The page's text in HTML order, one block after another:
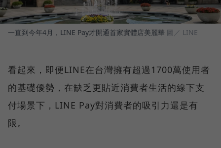
一直到今年4月，LINE Pay才開通首家實體店美麗華 圖／ LINE
看起來，即便LINE在台灣擁有超過1700萬使用者
的基礎優勢，在缺乏更貼近消費者生活的線下支
付場景下，LINE Pay對消費者的吸引力還是有
限。